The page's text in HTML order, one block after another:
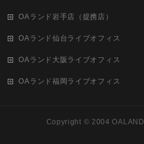
OAランド岩手店（提携店）
OAランド仙台ライブオフィス
OAランド大阪ライブオフィス
OAランド福岡ライブオフィス
Copyright © 2004 OALAND